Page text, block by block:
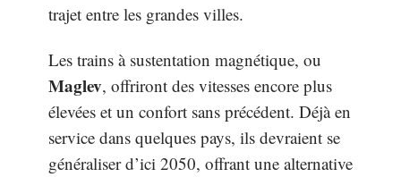
trajet entre les grandes villes.
Les trains à sustentation magnétique, ou
Maglev, offriront des vitesses encore plus
élevées et un confort sans précédent. Déjà en
service dans quelques pays, ils devraient se
généraliser d’ici 2050, offrant une alternative